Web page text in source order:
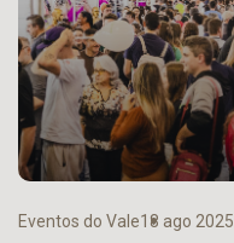
Eventos do Vale18 ago 2025